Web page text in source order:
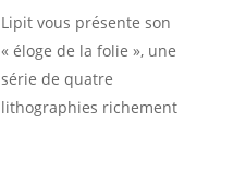
Lipit vous présente son
« éloge de la folie », une
série de quatre
lithographies richement